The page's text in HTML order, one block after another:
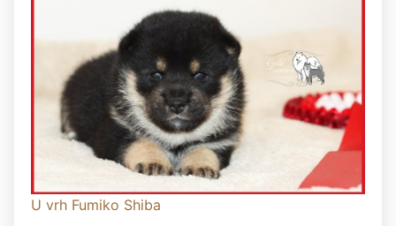
U vrh Fumiko Shiba